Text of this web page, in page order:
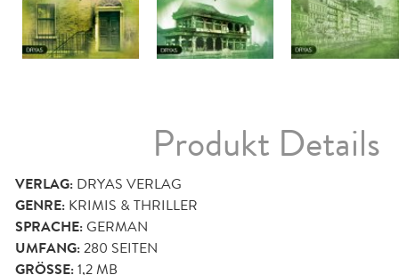
Produkt Details
VERLAG: DRYAS VERLAG
GENRE: KRIMIS & THRILLER
SPRACHE:GERMAN
UMFANG:280 SEITEN
GRÖSSE: 1,2 MB